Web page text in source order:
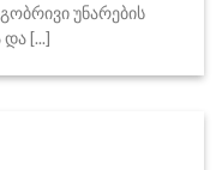
უნარების
[...]